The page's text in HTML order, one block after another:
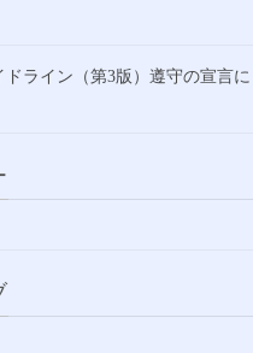
ライン（第3版）遵守の宣言に